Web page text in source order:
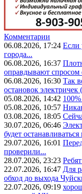
Комментарии
06.08.2026, 17:24 Если
города...
06.08.2026, 16:37
оправдывают спросом
06.08.2026, 16:30 Так
остановок
05.08.2026, 14:42
05.08.2026, 10:57
03.08.2026, 18:05
30.07.2026, 06:46
будет
29.07.2026, 16:01
проверили...
28.07.2026, 23:23
22.07.2026, 16:47 Для
обход до выхода
22.07.2026, 09:19